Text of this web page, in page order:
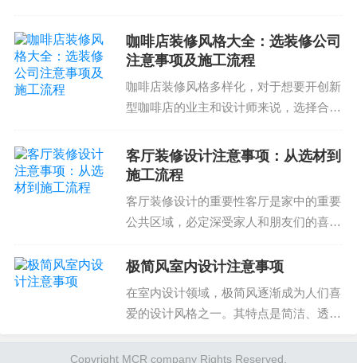
常见问题
Q: 我们公司展厅设计和施工遇到的最大问题是什么?
关注的问题。因为这两个方面直接影响到展示效果
和成本。我们会根据客户需求提供合理的解决方
Q: 怎么样提高展厅展示效果?
A: 提高展厅展示效果需要从多个方面考虑。首先，
方案翻新的设计方案需要根据您的个人风
格和空间需求进行规划...
咖啡店装修风格大全：选装修公司
注意事项及施工流程
咖啡店装修风格多样化，对于想要开创新
型咖啡店的业主和设计师来说，选择合适
咖啡店装修公司应具备专业的设计团队、
经验丰富的施工队伍以及精心的视觉表
客厅装修设计注意事项：从选材到
施工流程
客厅装修设计的重要性客厅是家中的重要
公共区域，必定深受家人和朋友们的喜
的要求越来越高，要求家居不仅美观而且
功能也要强大。因此，客厅装修设计越来
越受到人们的关注。同时...
极简风室内设计注意事项
在室内设计领域，极简风逐渐成为人们喜
爱的设计风格之一。其特点是简洁、透
尽量减少装饰和装饰元素。然而，在选择
Copyright MCR company Rights Reserved.